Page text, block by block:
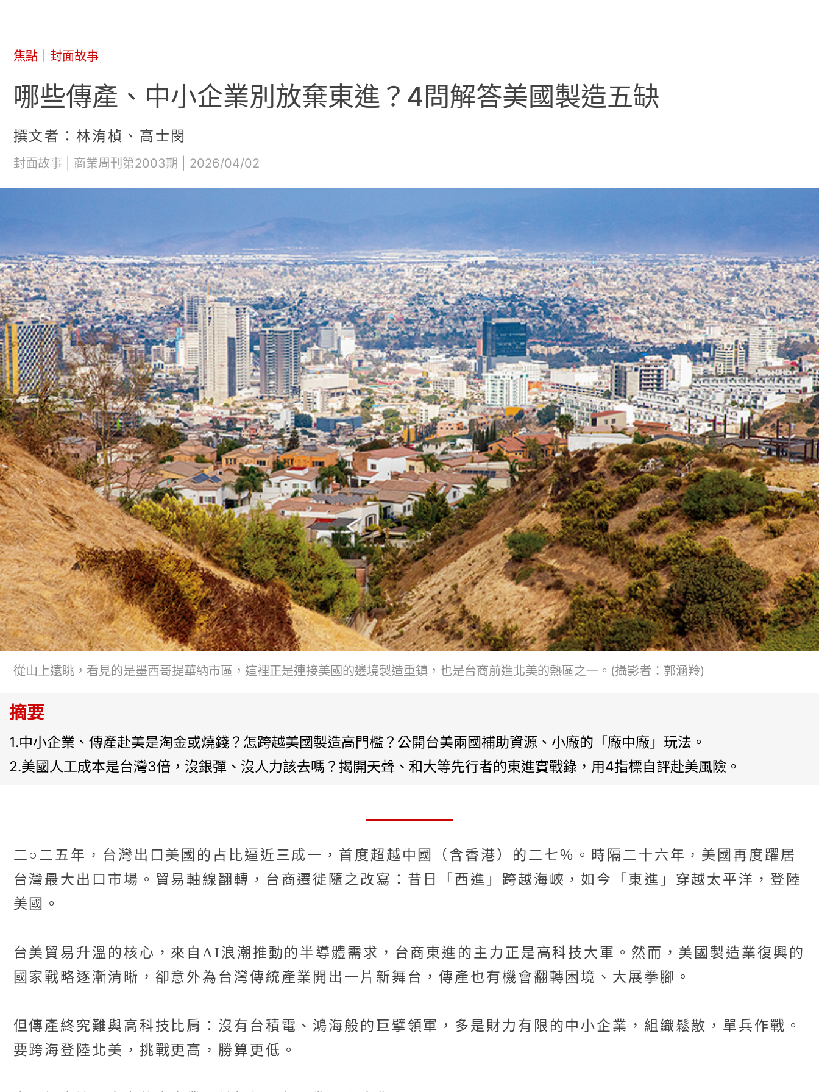
焦點｜ 封面故事
哪些傳產、中小企業別放棄東進？4問解答美國製造五缺
撰文者：林洧楨、高士閔
封面故事 | 商業周刊第2003期 | 2026/04/02
從山上遠眺，看見的是墨西哥提華納市區，這裡正是連接美國的邊境製造重鎮，也是台商前進北美的熱區之一。(攝影者：郭涵羚)
摘要
1.中小企業、傳產赴美是淘金或燒錢？怎跨越美國製造高門檻？公開台美兩國補助資源、小廠的「廠中廠」玩法。
2.美國人工成本是台灣3倍，沒銀彈、沒人力該去嗎？揭開天聲、和大等先行者的東進實戰錄，用4指標自評赴美風險。
二○二五年，台灣出口美國的占比逼近三成一，首度超越中國（含香港）的二七％。時隔二十六年，美國再度躍居
台灣最大出口市場。貿易軸線翻轉，台商遷徙隨之改寫：昔日「西進」跨越海峽，如今「東進」穿越太平洋，登陸
美國。
台美貿易升溫的核心，來自AI浪潮推動的半導體需求，台商東進的主力正是高科技大軍。然而，美國製造業復興的
國家戰略逐漸清晰，卻意外為台灣傳統產業開出一片新舞台，傳產也有機會翻轉困境、大展拳腳。
但傳產終究難與高科技比肩：沒有台積電、鴻海般的巨擘領軍，多是財力有限的中小企業，組織鬆散，單兵作戰。
要跨海登陸北美，挑戰更高，勝算更低。